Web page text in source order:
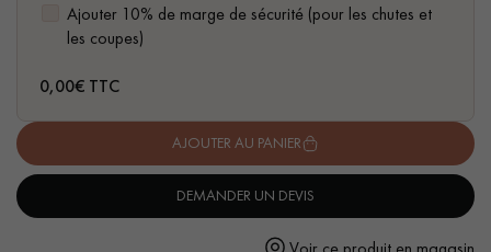
Un expert Décoplus Parquets vous appelle
Demandez un rendez-vous personnalisé
Ajouter 10% de marge de sécurité (pour les chutes et
les coupes)
0,00€ TTC
AJOUTER AU PANIER
DEMANDER UN DEVIS